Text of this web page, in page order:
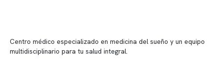
Centro médico especializado en medicina del sueño y un equipo
multidisciplinario para tu salud integral.